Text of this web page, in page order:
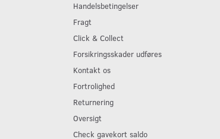
Handelsbetingelser
Fragt
Click & Collect
Forsikringsskader udføres
Kontakt os
Fortrolighed
Returnering
Oversigt
Check gavekort saldo